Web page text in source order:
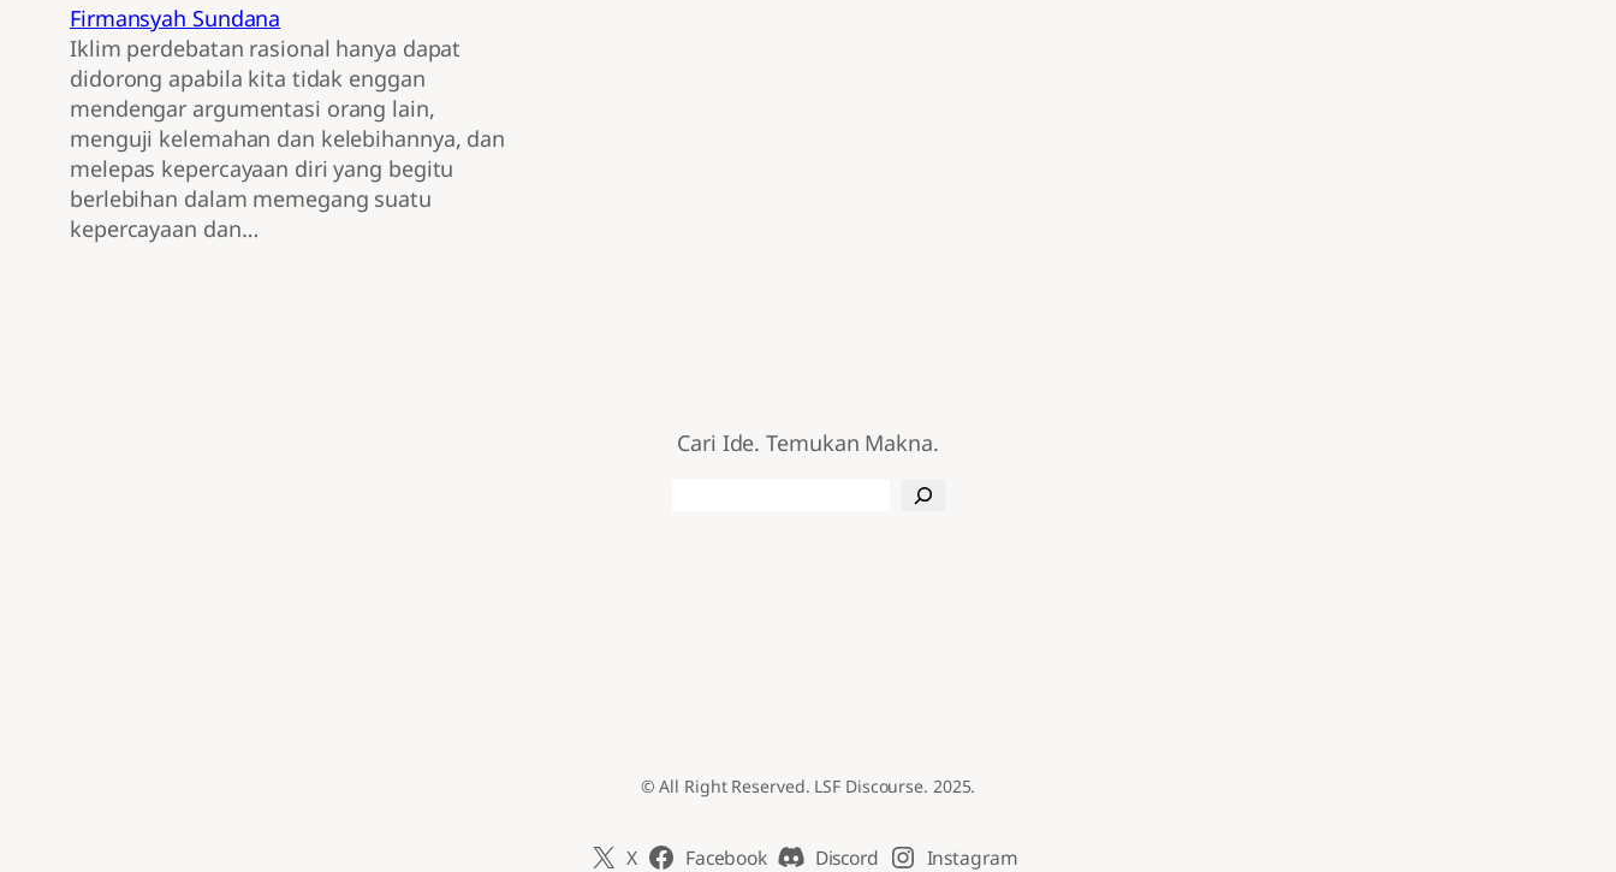
Firmansyah Sundana
Iklim perdebatan rasional hanya dapat
didorong apabila kita tidak enggan
mendengar argumentasi orang lain,
menguji kelemahan dan kelebihannya, dan
melepas kepercayaan diri yang begitu
berlebihan dalam memegang suatu
kepercayaan dan…
Cari Ide. Temukan Makna.
© All Right Reserved. LSF Discourse. 2025.
X Facebook Discord Instagram